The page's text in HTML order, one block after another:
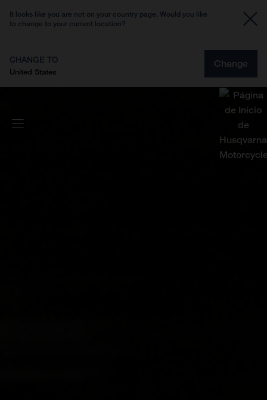
It looks like you are not on your country page. Would you like
to change to your current location?
CHANGE TO
United States
Change